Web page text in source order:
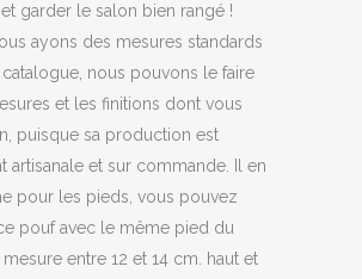
garder le salon bien rangé !
ayons des mesures standards
nous pouvons le faire
et les finitions dont vous
puisque sa production est
artisanale et sur commande. Il en
pour les pieds, vous pouvez
pouf avec le même pied du
mesure entre 12 et 14 cm. haut et